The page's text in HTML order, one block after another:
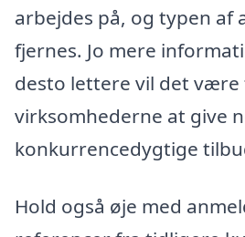
arbejdes på, og typen af
fjernes. Jo mere
desto lettere vil det
virksomhederne at give
konkurrencedygtige
Hold også øje med